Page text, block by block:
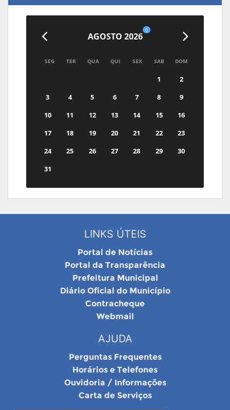
AGOSTO 2026
0
SEG TER QUA QUI SEX SAB DOM
1
2
3
4 5 6 7 8
9
10
11 12 13 14 15
16
17
18 19 20 21 22
23
24
25 26 27 28 29
30
31
LINKS ÚTEIS
Portal de Notícias
Portal da Transparência
Prefeitura Municipal
Diário Oficial do Município
Contracheque
Webmail
AJUDA
Perguntas Frequentes
Horários e Telefones
Ouvidoria / Informações
Carta de Serviços